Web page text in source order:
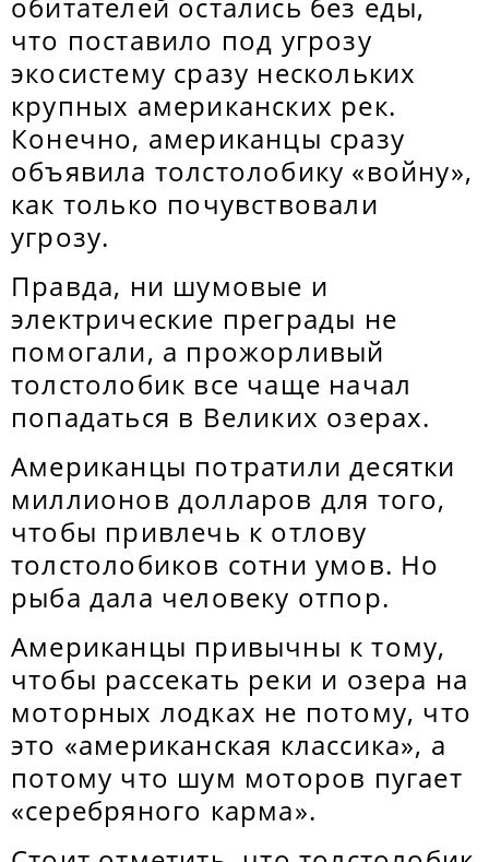
что поставило под угрозу
экосистему сразу нескольких
крупных американских рек.
Конечно, американцы сразу
объявила толстолобику «войну»,
как только почувствовали
угрозу.
Правда, ни шумовые и
электрические преграды не
помогали, а прожорливый
толстолобик все чаще начал
попадаться в Великих озерах.
Американцы потратили десятки
миллионов долларов для того,
чтобы привлечь к отлову
толстолобиков сотни умов. Но
рыба дала человеку отпор.
Американцы привычны к тому,
чтобы рассекать реки и озера на
моторных лодках не потому, что
это «американская классика», а
потому что шум моторов пугает
«серебряного карма».